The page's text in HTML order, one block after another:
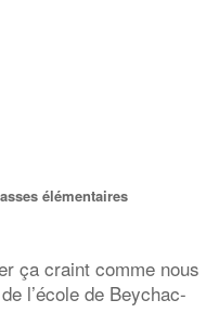
élémentaires
ça craint comme nous
l’école de Beychac-